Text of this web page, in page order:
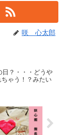
咲 心太郎
日？・・・どうや
ゃう！？みたい